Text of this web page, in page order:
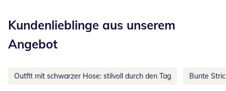
Kundenlieblinge aus unserem
Angebot
Outfit mit schwarzer Hose: stilvoll durch den Tag Bunte